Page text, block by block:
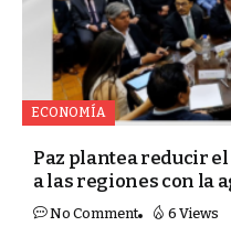
ECONOMÍA
Paz plantea reducir
a las regiones con la
No Comment 6 Views